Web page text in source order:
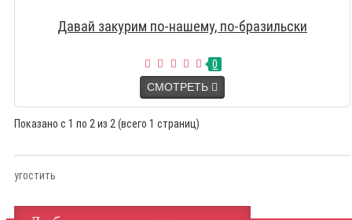
Давай закурим по-нашему, по-бразильски
0
СМОТРЕТЬ
Показано с 1 по 2 из 2 (всего 1 страниц)
угостить